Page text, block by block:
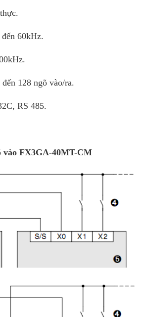
60kHz.
128 ngõ vào/ra.
RS 485.
vào FX3GA-40MT-CM